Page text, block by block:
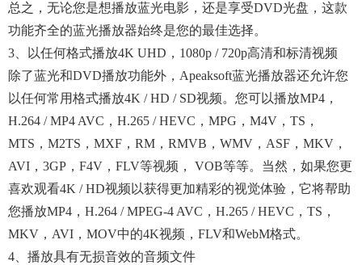
总之，无论您是想播放蓝光电影，还是享受DVD光盘，这款
功能齐全的蓝光播放器始终是您的最佳选择。
3、以任何格式播放4K UHD，1080p / 720p高清和标清视频
除了蓝光和DVD播放功能外，Apeaksoft蓝光播放器还允许您
以任何常用格式播放4K / HD / SD视频。您可以播放MP4，
H.264 / MP4 AVC，H.265 / HEVC，MPG，M4V，TS，
MTS，M2TS，MXF，RM，RMVB，WMV，ASF，MKV，
AVI，3GP，F4V，FLV等视频， VOB等等。当然，如果您更
喜欢观看4K / HD视频以获得更加精彩的视觉体验，它将帮助
您播放MP4，H.264 / MPEG-4 AVC，H.265 / HEVC，TS，
MKV，AVI，MOV中的4K视频，FLV和WebM格式。
4、播放具有无损音效的音频文件